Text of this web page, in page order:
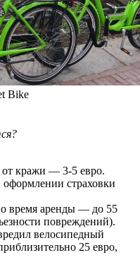
Bike
от кражи — 3-5 евро.
страховки
время аренды — до 55
повреждений).
велосипедный
25 евро,